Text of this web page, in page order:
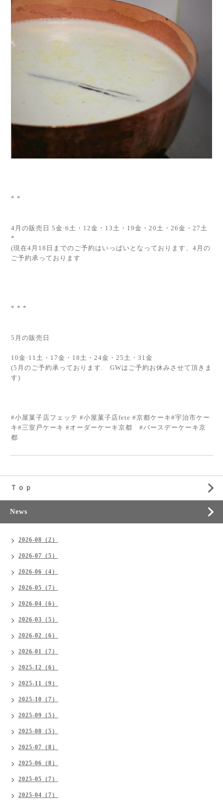
* *
4月の販売日 5金·6土・12金・13土・19金・20土・26金・27土
*
(現在4月18日までのご予約はいっぱいとなっております、4月の
ご予約承っております
* * *
5月の販売日
10金·11土・17金・18土・24金・25土・31金
(5月のご予約承っております. GWはご予約お休みさせて頂きま
す)
#小屋菓子店フェッテ #小屋菓子店fete #京都ケーキ#宇治市ケー
キ#三室戸ケーキ #オーダーケーキ京都 #バースデーケーキ京
都
Ｔｏｐ
News
2026-08（2）
2026-07（5）
2026-06（4）
2026-05（7）
2026-04（6）
2026-03（5）
2026-02（6）
2026-01（7）
2025-12（6）
2025-11（9）
2025-10（7）
2025-09（5）
2025-08（5）
2025-07（8）
2025-06（8）
2025-05（7）
2025-04（7）